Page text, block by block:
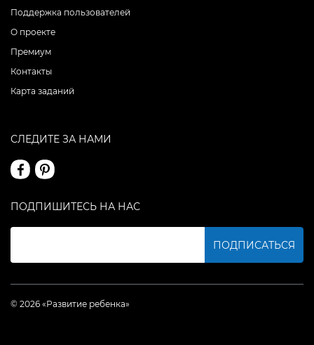
Поддержка пользователей
О проекте
Премиум
Контакты
Карта заданий
СЛЕДИТЕ ЗА НАМИ
ПОДПИШИТЕСЬ НА НАС
ПОДПИСАТЬСЯ
© 2026 «Развитие ребенка»